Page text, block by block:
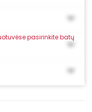
pasirinkite batų